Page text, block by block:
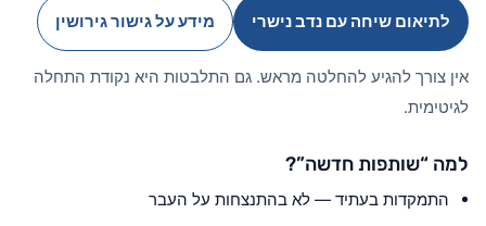
לתיאום שיחה עם נדב נישרי מידע על גישור גירושין
אין צורך להגיע להחלטה מראש. גם התלבטות היא נקודת התחלה
לגיטימית.
למה “שותפות חדשה”?
התמקדות בעתיד — לא בהתנצחות על העבר